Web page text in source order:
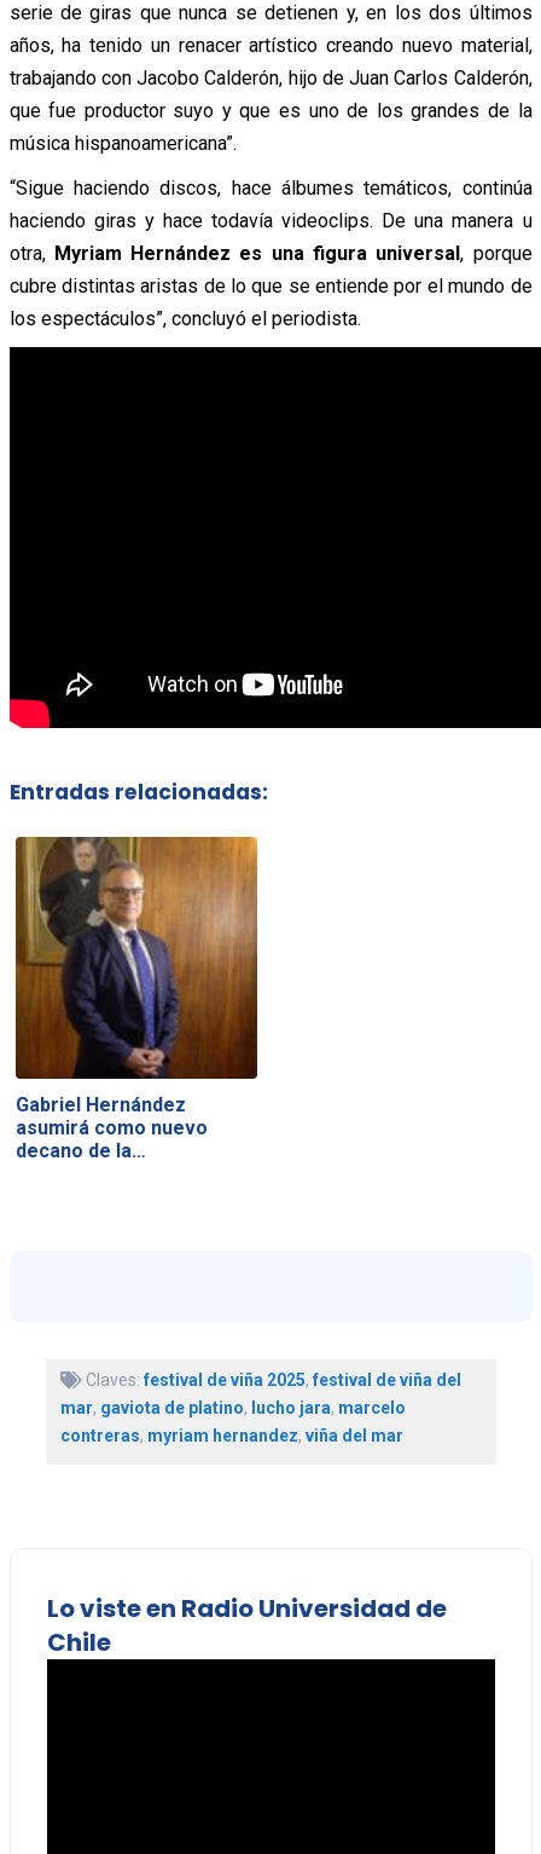
serie de giras que nunca se detienen y, en los dos últimos
años, ha tenido un renacer artístico creando nuevo material,
trabajando con Jacobo Calderón, hijo de Juan Carlos Calderón,
que fue productor suyo y que es uno de los grandes de la
música hispanoamericana”.
“Sigue haciendo discos, hace álbumes temáticos, continúa
haciendo giras y hace todavía videoclips. De una manera u
otra, Myriam Hernández es una figura universal, porque
cubre distintas aristas de lo que se entiende por el mundo de
los espectáculos”, concluyó el periodista.
Entradas relacionadas:
Gabriel Hernández
asumirá como nuevo
decano de la…
Claves:festival de viña 2025,festival de viña del
mar, gaviota de platino, lucho jara, marcelo
contreras, myriam hernandez, viña del mar
Lo viste en Radio Universidad de
Chile